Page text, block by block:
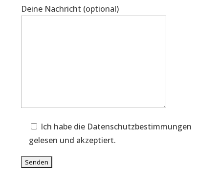
Deine Nachricht (optional)
Ich habe die Datenschutzbestimmungen
gelesen und akzeptiert.